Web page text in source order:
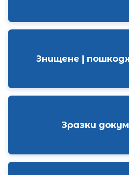
Знищене |
Зразки